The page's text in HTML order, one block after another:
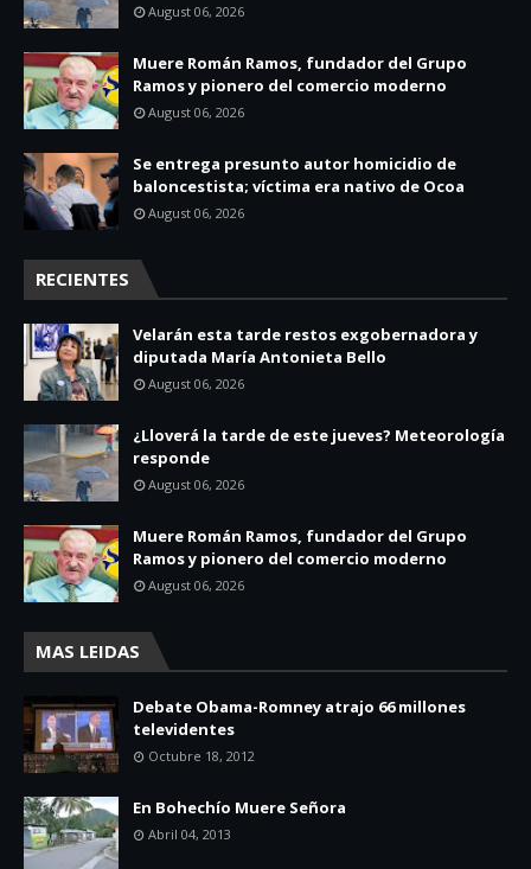
August 06, 2026
Muere Román Ramos, fundador del Grupo
Ramos y pionero del comercio moderno
August 06, 2026
Se entrega presunto autor homicidio de
baloncestista; víctima era nativo de Ocoa
August 06, 2026
RECIENTES
Velarán esta tarde restos exgobernadora y
diputada María Antonieta Bello
August 06, 2026
¿Lloverá la tarde de este jueves? Meteorología
responde
August 06, 2026
Muere Román Ramos, fundador del Grupo
Ramos y pionero del comercio moderno
August 06, 2026
MAS LEIDAS
Debate Obama-Romney atrajo 66 millones
televidentes
Octubre 18, 2012
En Bohechío Muere Señora
Abril 04, 2013